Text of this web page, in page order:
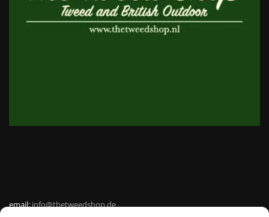
email:info@thetweedshop.de